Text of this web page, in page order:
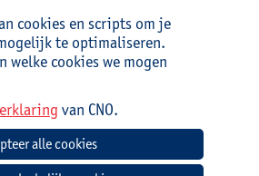
lader en muis) met hierop
M365 (aanbevolen) geïnstalleerd.
van M365, niet om de
een browser) gezien de online
zijn t.o.v. de desktopversie. De
kan je op deze website
blogs/microsoft-
.
cookies en scripts om je
te optimaliseren.
welke cookies we mogen
van CNO.